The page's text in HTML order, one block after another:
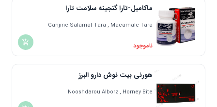
ماکامیل-تارا گنجینه سلامت تارا
Ganjine Salamat Tara , Macamale Tara
ناموجود
هورنی بیت نوش دارو البرز
Nooshdarou Alborz , Horney Bite